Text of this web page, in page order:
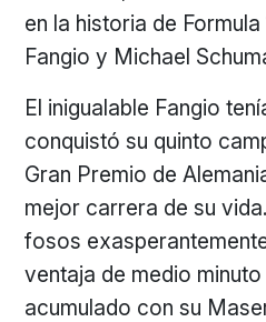
en la historia de Formula
Fangio y Michael
El inigualable Fangio
conquistó su quinto
Gran Premio de
mejor carrera de su
fosos
ventaja de medio
acumulado con su